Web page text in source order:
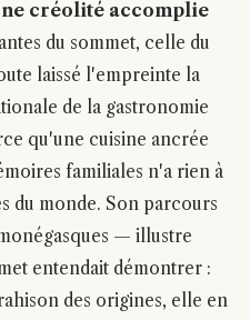
créolité accomplie
du sommet, celle du
laissé l'empreinte la
de la gastronomie
qu'une cuisine ancrée
familiales n'a rien à
du monde. Son parcours
— illustre
entendait démontrer :
des origines, elle en